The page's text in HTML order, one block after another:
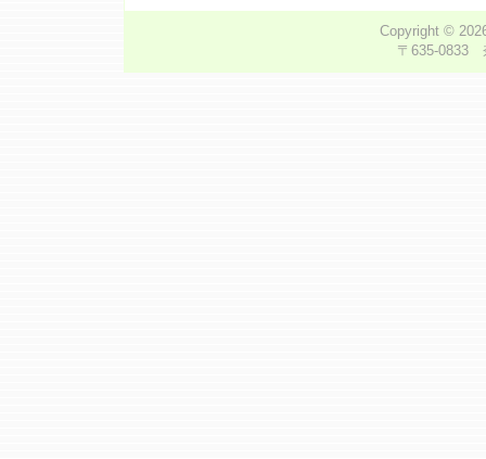
Copyright ©
〒635-0833